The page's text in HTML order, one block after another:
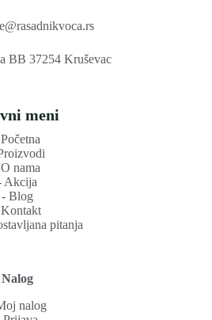
BB 37254 Kruševac
meni
Početna
O nama
Akcija
‐ Blog
Kontakt
pitanja
Nalog
nalog